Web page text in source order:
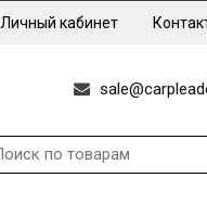
Личный кабинет